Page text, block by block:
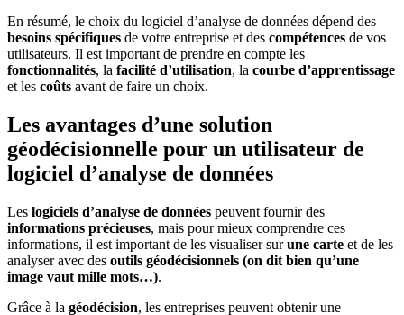
En résumé, le choix du logiciel d’analyse de données dépend des
besoins spécifiques de votre entreprise et des compétences de vos
utilisateurs. Il est important de prendre en compte les
fonctionnalités, la facilité d’utilisation, la courbe d’apprentissage
et les coûts avant de faire un choix.
Les avantages d’une solution
géodécisionnelle pour un utilisateur de
logiciel d’analyse de données
Les logiciels d’analyse de données peuvent fournir des
informations précieuses, mais pour mieux comprendre ces
informations, il est important de les visualiser surune carte et de les
analyser avec des outils géodécisionnels (on dit bien qu’une
image vaut mille mots…).
Grâce à la géodécision, les entreprises peuvent obtenir une